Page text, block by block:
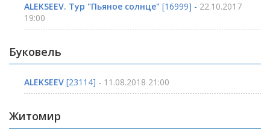
ALEKSEEV. Тур "Пьяное солнце" [16999] - 22.10.2017
19:00
Буковель
ALEKSEEV [23114] - 11.08.2018 21:00
Житомир